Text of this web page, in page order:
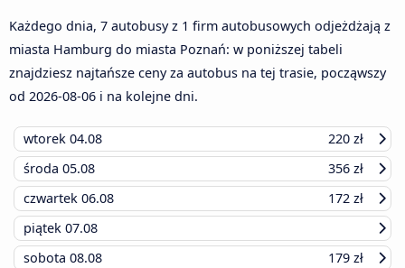
Każdego dnia, 7 autobusy z 1 firm autobusowych odjeżdżają z
miasta Hamburg do miasta Poznań: w poniższej tabeli
znajdziesz najtańsze ceny za autobus na tej trasie, począwszy
od 2026-08-06 i na kolejne dni.
wtorek 04.08
220 zł
środa 05.08
356 zł
czwartek 06.08
172 zł
piątek 07.08
sobota 08.08
179 zł